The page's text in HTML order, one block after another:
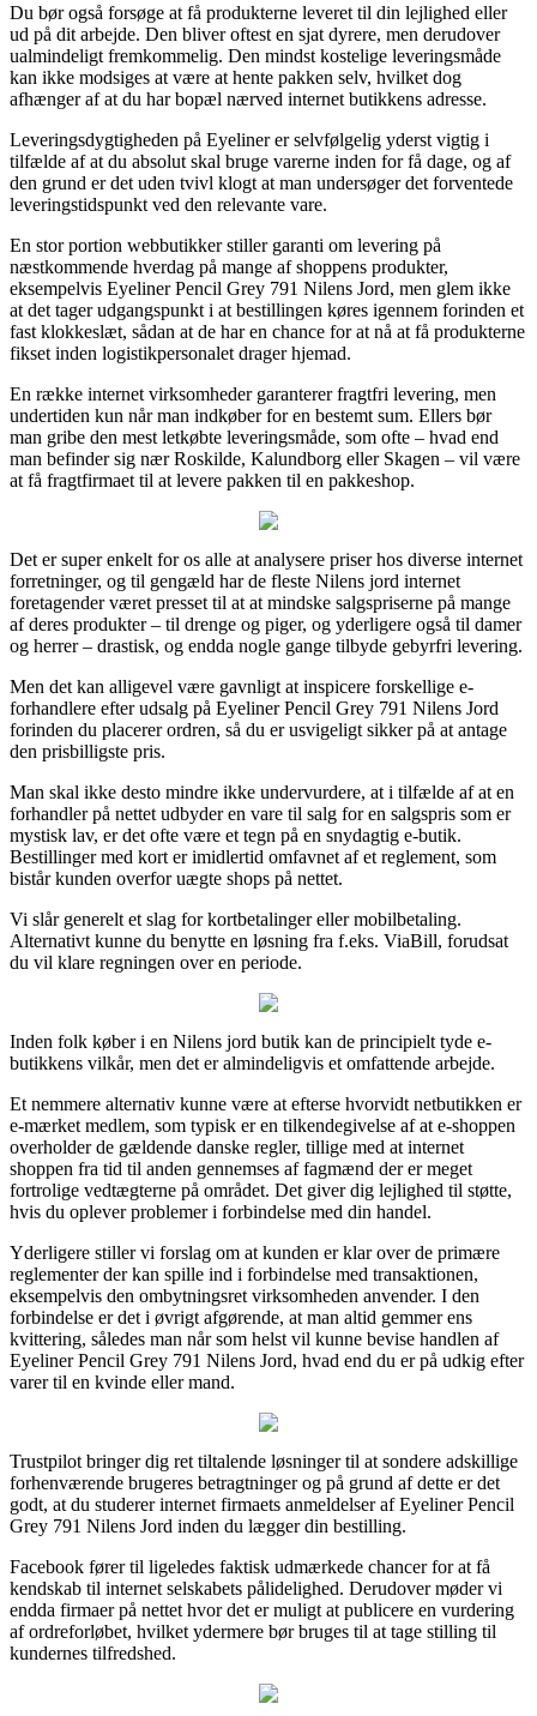
Du bør også forsøge at få produkterne leveret til din lejlighed eller
ud på dit arbejde. Den bliver oftest en sjat dyrere, men derudover
ualmindeligt fremkommelig. Den mindst kostelige leveringsmåde
kan ikke modsiges at være at hente pakken selv, hvilket dog
afhænger af at du har bopæl nærved internet butikkens adresse.
Leveringsdygtigheden på Eyeliner er selvfølgelig yderst vigtig i
tilfælde af at du absolut skal bruge varerne inden for få dage, og af
den grund er det uden tvivl klogt at man undersøger det forventede
leveringstidspunkt ved den relevante vare.
En stor portion webbutikker stiller garanti om levering på
næstkommende hverdag på mange af shoppens produkter,
eksempelvis Eyeliner Pencil Grey 791 Nilens Jord, men glem ikke
at det tager udgangspunkt i at bestillingen køres igennem forinden et
fast klokkeslæt, sådan at de har en chance for at nå at få produkterne
fikset inden logistikpersonalet drager hjemad.
En række internet virksomheder garanterer fragtfri levering, men
undertiden kun når man indkøber for en bestemt sum. Ellers bør
man gribe den mest letkøbte leveringsmåde, som ofte – hvad end
man befinder sig nær Roskilde, Kalundborg eller Skagen – vil være
at få fragtfirmaet til at levere pakken til en pakkeshop.
Det er super enkelt for os alle at analysere priser hos diverse internet
forretninger, og til gengæld har de fleste Nilens jord internet
foretagender været presset til at at mindske salgspriserne på mange
af deres produkter – til drenge og piger, og yderligere også til damer
og herrer – drastisk, og endda nogle gange tilbyde gebyrfri levering.
Men det kan alligevel være gavnligt at inspicere forskellige e-
forhandlere efter udsalg på Eyeliner Pencil Grey 791 Nilens Jord
forinden du placerer ordren, så du er usvigeligt sikker på at antage
den prisbilligste pris.
Man skal ikke desto mindre ikke undervurdere, at i tilfælde af at en
forhandler på nettet udbyder en vare til salg for en salgspris som er
mystisk lav, er det ofte være et tegn på en snydagtig e-butik.
Bestillinger med kort er imidlertid omfavnet af et reglement, som
bistår kunden overfor uægte shops på nettet.
Vi slår generelt et slag for kortbetalinger eller mobilbetaling.
Alternativt kunne du benytte en løsning fra f.eks. ViaBill, forudsat
du vil klare regningen over en periode.
Inden folk køber i en Nilens jord butik kan de principielt tyde e-
butikkens vilkår, men det er almindeligvis et omfattende arbejde.
Et nemmere alternativ kunne være at efterse hvorvidt netbutikken er
e-mærket medlem, som typisk er en tilkendegivelse af at e-shoppen
overholder de gældende danske regler, tillige med at internet
shoppen fra tid til anden gennemses af fagmænd der er meget
fortrolige vedtægterne på området. Det giver dig lejlighed til støtte,
hvis du oplever problemer i forbindelse med din handel.
Yderligere stiller vi forslag om at kunden er klar over de primære
reglementer der kan spille ind i forbindelse med transaktionen,
eksempelvis den ombytningsret virksomheden anvender. I den
forbindelse er det i øvrigt afgørende, at man altid gemmer ens
kvittering, således man når som helst vil kunne bevise handlen af
Eyeliner Pencil Grey 791 Nilens Jord, hvad end du er på udkig efter
varer til en kvinde eller mand.
Trustpilot bringer dig ret tiltalende løsninger til at sondere adskillige
forhenværende brugeres betragtninger og på grund af dette er det
godt, at du studerer internet firmaets anmeldelser af Eyeliner Pencil
Grey 791 Nilens Jord inden du lægger din bestilling.
Facebook fører til ligeledes faktisk udmærkede chancer for at få
kendskab til internet selskabets pålidelighed. Derudover møder vi
endda firmaer på nettet hvor det er muligt at publicere en vurdering
af ordreforløbet, hvilket ydermere bør bruges til at tage stilling til
kundernes tilfredshed.